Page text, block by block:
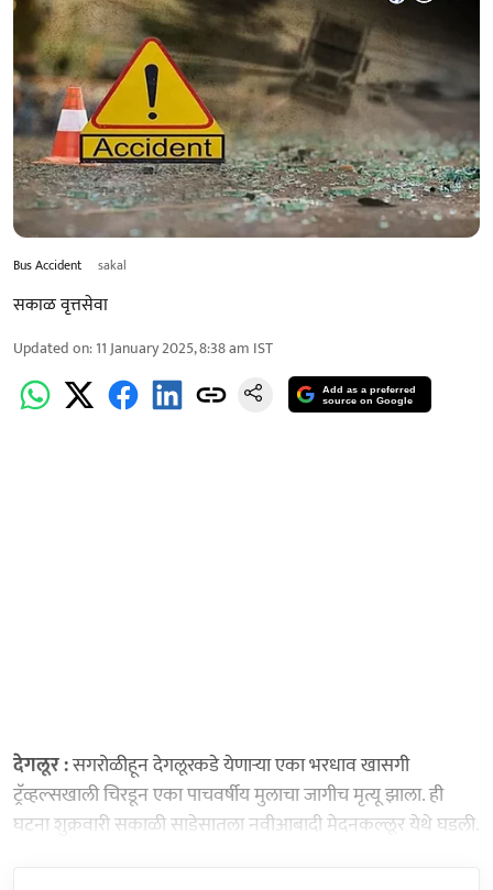
Bus Accident sakal
सकाळ वृत्तसेवा
Updated on:11 January 2025, 8:38 am IST
Add as a preferred
source on Google
देगलूर :सगरोळीहून देगलूरकडे येणाऱ्या एका भरधाव खासगी
ट्रॅव्हल्सखाली चिरडून एका पाचवर्षीय मुलाचा जागीच मृत्यू झाला. ही
घटना शुक्रवारी सकाळी साडेसातला नवीआबादी मेदनकल्लूर येथे घडली.